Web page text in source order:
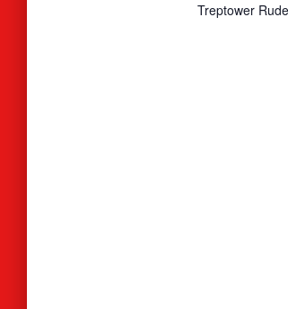
Treptower